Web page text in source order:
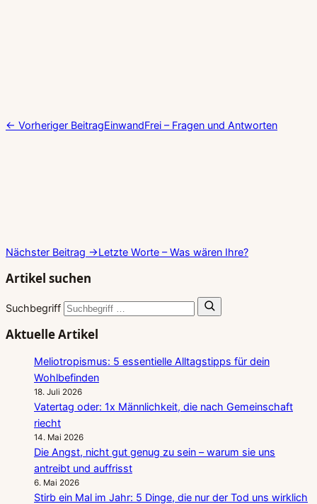
← Vorheriger BeitragEinwandFrei – Fragen und Antworten
Nächster Beitrag →Letzte Worte – Was wären Ihre?
Artikel suchen
Suchbegriff
Aktuelle Artikel
Meliotropismus: 5 essentielle Alltagstipps für dein
Wohlbefinden
18. Juli 2026
Vatertag oder: 1x Männlichkeit, die nach Gemeinschaft
riecht
14. Mai 2026
Die Angst, nicht gut genug zu sein – warum sie uns
antreibt und auffrisst
6. Mai 2026
Stirb ein Mal im Jahr: 5 Dinge, die nur der Tod uns wirklich